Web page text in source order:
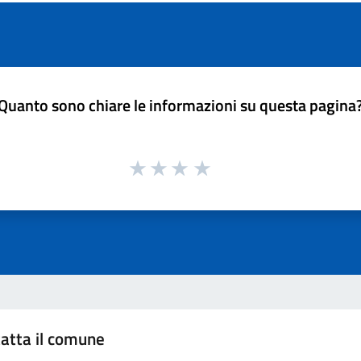
sono chiare le informazioni su questa
il comune